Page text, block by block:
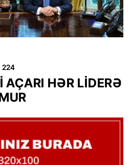
224
AÇARI HƏR LİDERƏ